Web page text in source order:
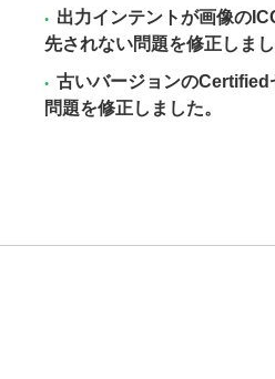
出力インテントが画像の
先されない問題を修正しまし
古いバージョンのCertified
問題を修正しました。